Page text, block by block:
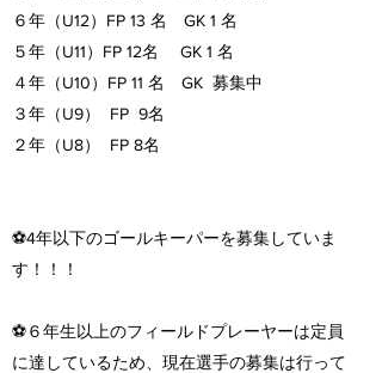
６年（U12）FP 13 名 GK 1 名
５年（U11）FP 12名 GK 1 名
４年（U10）FP 11 名 GK 募集中
３年（U9） FP 9名
２年（U8） FP 8名
⚽️4年以下のゴールキーパーを募集していま
す！！！
⚽️６年生以上のフィールドプレーヤーは定員
に達しているため、現在選手の募集は行って